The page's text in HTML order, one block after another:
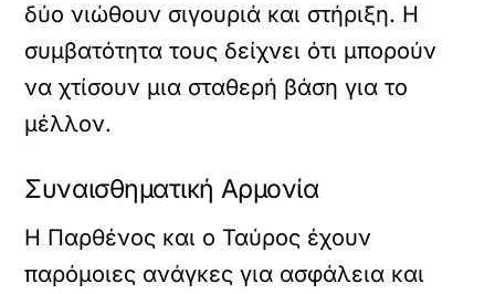
δύο νιώθουν σιγουριά και στήριξη. Η
συμβατότητα τους δείχνει ότι μπορούν
να χτίσουν μια σταθερή βάση για το
μέλλον.
Συναισθηματική Αρμονία
Η Παρθένος και ο Ταύρος έχουν
παρόμοιες ανάγκες για ασφάλεια και